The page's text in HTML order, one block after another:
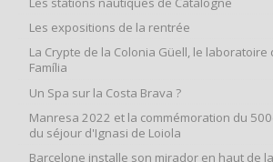
Les expositions de la rentrée
La Crypte de la Colonia Güell, le laboratoire
Família
Un Spa sur la Costa Brava ?
Manresa 2022 et la commémoration du
du séjour d'Ignasi de Loiola
Barcelone installe son mirador en haut de